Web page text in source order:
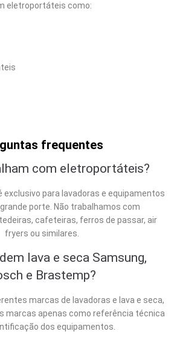
eletroportáteis como:
frequentes
com eletroportáteis?
exclusivo para lavadoras e equipamentos
grande porte. Não trabalhamos com
cafeteiras, ferros de passar, air
fryers ou similares.
lava e seca Samsung,
e Brastemp?
marcas de lavadoras e lava e seca,
marcas apenas como referência técnica
dos equipamentos.